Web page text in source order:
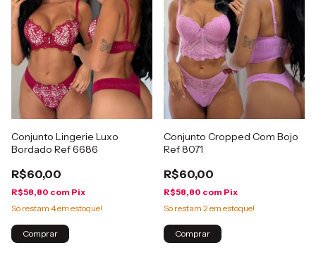
Conjunto Lingerie Luxo
Bordado Ref 6686
R$60,00
R$58,80 com Pix
Só restam 4em estoque!
Comprar
Conjunto Cropped Com Bojo
Ref 8071
R$60,00
R$58,80 com Pix
Só restam 2em estoque!
Comprar